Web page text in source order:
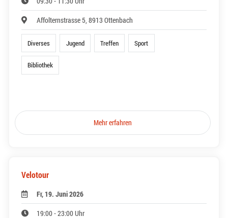
Affolternstrasse 5, 8913 Ottenbach
Diverses Jugend Treffen Sport
Bibliothek
Mehr erfahren
Velotour
Fr, 19. Juni 2026
19:00 - 23:00 Uhr